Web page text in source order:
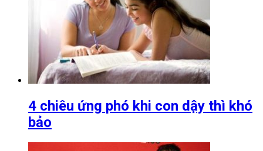
4 chiêu ứng phó khi con dậy thì khó
bảo